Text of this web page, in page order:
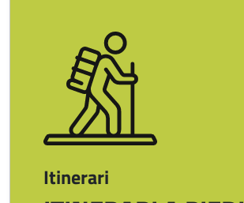
Image
Itinerari